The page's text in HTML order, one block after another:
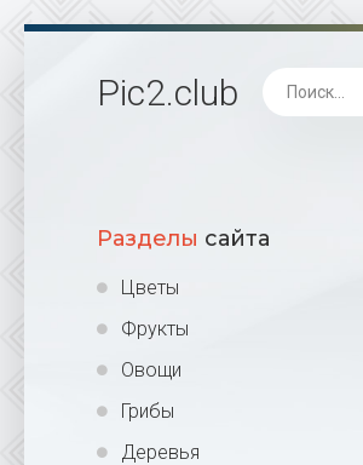
Pic2.club
Разделы сайта
Цветы
Фрукты
Овощи
Грибы
Деревья